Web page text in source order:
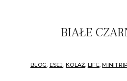
BIAŁE
BLOG, ESEJ, KOLAŻ, LIFE,